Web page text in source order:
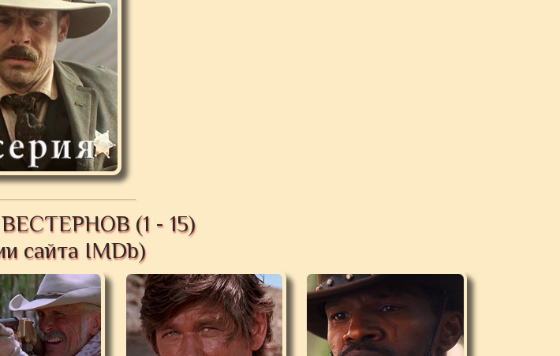
(1 - 15)
сайта IMDb)